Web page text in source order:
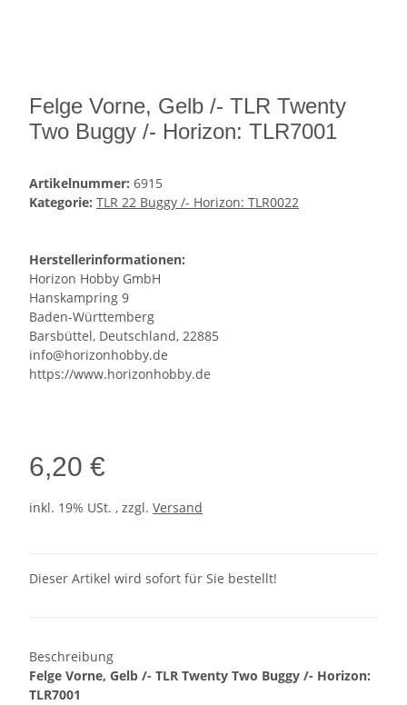
Felge Vorne, Gelb /- TLR Twenty
Two Buggy /- Horizon: TLR7001
Artikelnummer: 6915
Kategorie: TLR 22 Buggy /- Horizon: TLR0022
Herstellerinformationen:
Horizon Hobby GmbH
Hanskampring 9
Baden-Württemberg
Barsbüttel, Deutschland, 22885
info@horizonhobby.de
https://www.horizonhobby.de
6,20 €
inkl. 19% USt. , zzgl. Versand
Dieser Artikel wird sofort für Sie bestellt!
Beschreibung
Felge Vorne, Gelb /- TLR Twenty Two Buggy /- Horizon:
TLR7001